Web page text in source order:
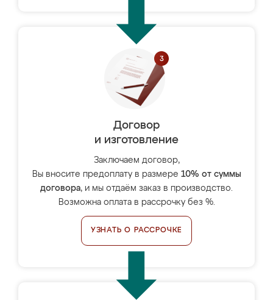
Договор
и изготовление
Заключаем договор,
Вы вносите предоплату в размере 10% от суммы
договора, и мы отдаём заказ в производство.
Возможна оплата в рассрочку без %.
УЗНАТЬ О РАССРОЧКЕ